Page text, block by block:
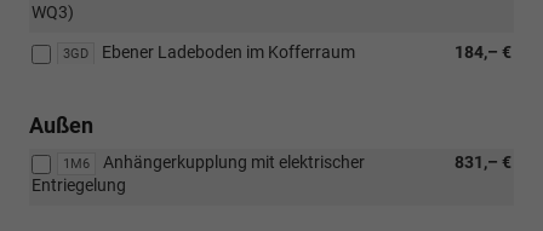
WQ3)
3GD 184,– €
Ebener Ladeboden im Kofferraum
Außen
1M6 831,– €
Anhängerkupplung mit elektrischer
Entriegelung